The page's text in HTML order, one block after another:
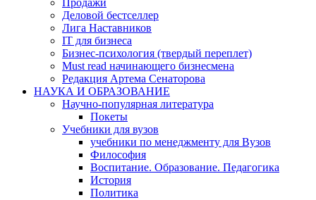
Продажи
Деловой бестселлер
Лига Наставников
IT для бизнеса
Бизнес-психология (твердый переплет)
Must read начинающего бизнесмена
Редакция Артема Сенаторова
НАУКА И ОБРАЗОВАНИЕ
Научно-популярная литература
Покеты
Учебники для вузов
учебники по менеджменту для Вузов
Философия
Воспитание. Образование. Педагогика
История
Политика